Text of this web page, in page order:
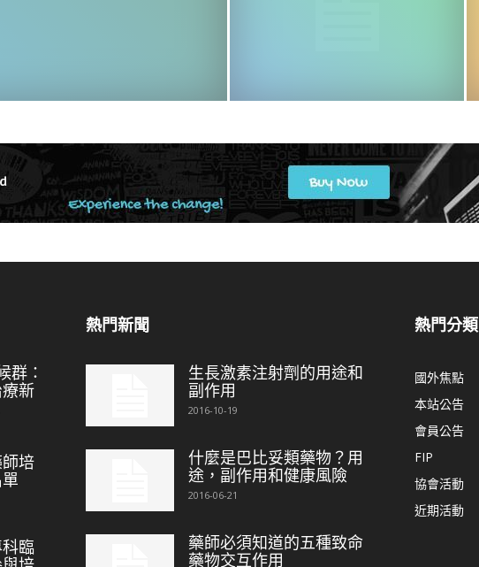
群：
新
師培
科臨
熱門新聞
生長激素注射劑的用途和
副作用
2016-10-19
什麼是巴比妥類藥物？用
途，副作用和健康風險
2016-06-21
藥師必須知道的五種致命
藥物交互作用
熱門分類
國外焦點
本站公告
會員公告
FIP
協會活動
近期活動